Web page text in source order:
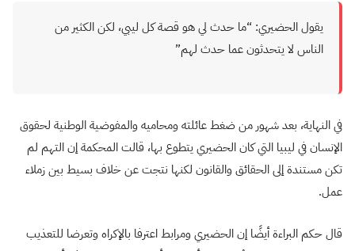
يقول الحضيري: “ما حدث لي هو قصة كل ليبي، لكن الكثير من
الناس لا يتحدثون عما حدث لهم”
في النهاية، بعد شهور من ضغط عائلته ومحاميه والمفوضية الوطنية لحقوق
الإنسان في ليبيا التي كان الحضيري يتطوع بها، قالت المحكمة إن التهم لم
تكن مستندة إلى الحقائق والقانون لكنها نتجت عن خلاف بسيط بين زملاء
عمل.
قال حكم البراءة أيضًا إن الحضيري ومرابط اعترفا بالإكراه وتعرضا للتعذيب